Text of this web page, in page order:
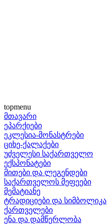
topmenu
მთავარი
ეპარქიები
ეკლესია-მონასტრები
ციხე-ქალაქები
უძველესი საქართველო
ექსპონატები
მითები და ლეგენდები
საქართველოს მეფეები
მემატიანე
ტრადიციები და სიმბოლიკა
ქართველები
ენა და დამწერლობა